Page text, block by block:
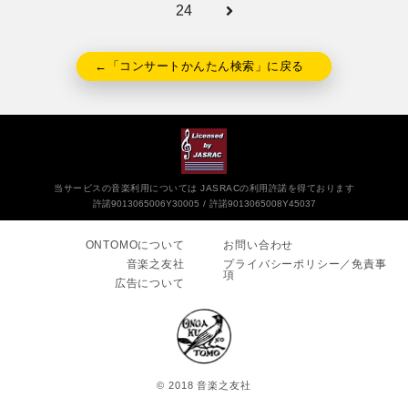
24
←「コンサートかんたん検索」に戻る
当サービスの音楽利用については JASRACの利用許諾を得ております
許諾9013065006Y30005
許諾9013065008Y45037
ONTOMOについて
音楽之友社
広告について
お問い合わせ
プライバシーポリシー／免責事
項
© 2018 音楽之友社